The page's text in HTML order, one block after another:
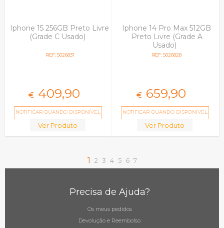
Iphone 15 256GB Preto Livre
(Grade C Usado)
REF: 5026831
€ 409,90
NOTIFICAR QUANDO DISPONÍVEL
Ver Produto
Iphone 14 Pro Max 512GB
Preto Livre (Grade A
Usado)
REF: 5026828
€ 659,90
NOTIFICAR QUANDO DISPONÍVEL
Ver Produto
1 2 3 4 5 6 7
Precisa de Ajuda?
Os meus pedidos
Devolução e Reembolso